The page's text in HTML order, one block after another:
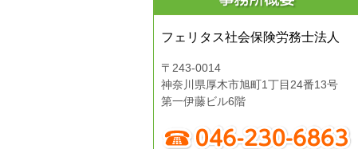
フェリタス社会保険労務士法人
〒243-0014
神奈川県厚木市旭町1丁目24番13号
第一伊藤ビル6階